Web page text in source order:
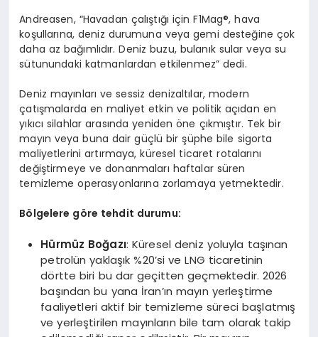
Andreasen, “Havadan çalıştığı için F1Mag®, hava
koşullarına, deniz durumuna veya gemi desteğine çok
daha az bağımlıdır. Deniz buzu, bulanık sular veya su
sütunundaki katmanlardan etkilenmez” dedi.
Deniz mayınları ve sessiz denizaltılar, modern
çatışmalarda en maliyet etkin ve politik açıdan en
yıkıcı silahlar arasında yeniden öne çıkmıştır. Tek bir
mayın veya buna dair güçlü bir şüphe bile sigorta
maliyetlerini artırmaya, küresel ticaret rotalarını
değiştirmeye ve donanmaları haftalar süren
temizleme operasyonlarına zorlamaya yetmektedir.
Bölgelere göre tehdit durumu:
Hürmüz Boğazı: Küresel deniz yoluyla taşınan
petrolün yaklaşık %20’si ve LNG ticaretinin
dörtte biri bu dar geçitten geçmektedir. 2026
başından bu yana İran’ın mayın yerleştirme
faaliyetleri aktif bir temizleme süreci başlatmış
ve yerleştirilen mayınların bile tam olarak takip